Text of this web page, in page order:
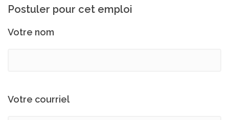
Postuler pour cet emploi
Votre nom
Votre courriel